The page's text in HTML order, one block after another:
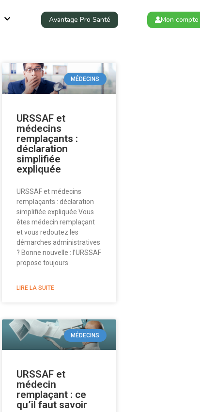
Avantage Pro Santé Mon compte
MÉDECINS
URSSAF et
médecins
remplaçants :
déclaration
simplifiée
expliquée
URSSAF et médecins
remplaçants : déclaration
simplifiée expliquée Vous
êtes médecin remplaçant
et vous redoutez les
démarches administratives
? Bonne nouvelle : l’URSSAF
propose toujours
LIRE LA SUITE
MÉDECINS
URSSAF et
médecin
remplaçant : ce
qu’il faut savoir